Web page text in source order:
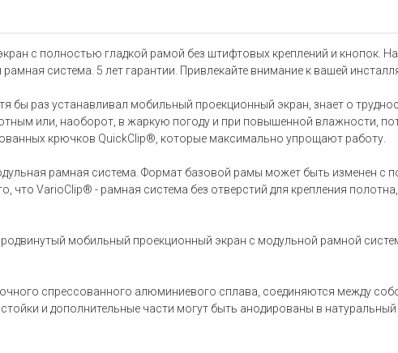
с полностью гладкой рамой без штифтовых креплений и кнопок.
система. 5 лет гарантии. Привлекайте внимание к вашей
бы раз устанавливал мобильный проекционный экран, знает о
или, наоборот, в жаркую погоду и при повышенной влажности,
крючков QuickClip®, которые максимально упрощают работу.
рамная система. Формат базовой рамы может быть изменен с
что VarioClip® - рамная система без отверстий для крепления
мобильный проекционный экран с модульной рамной
спрессованного алюминиевого сплава, соединяются между
и дополнительные части могут быть анодированы в